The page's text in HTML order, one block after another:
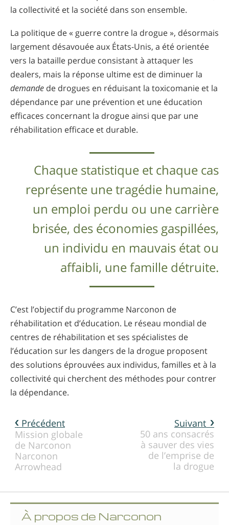
la collectivité et la société dans son ensemble.
La politique de « guerre contre la drogue », désormais
largement désavouée aux États-Unis, a été orientée
vers la bataille perdue consistant à attaquer les
dealers, mais la réponse ultime est de diminuer la
demande de drogues en réduisant la toxicomanie et la
dépendance par une prévention et une éducation
efficaces concernant la drogue ainsi que par une
réhabilitation efficace et durable.
Chaque statistique et chaque cas
représente une tragédie humaine,
un emploi perdu ou une carrière
brisée, des économies gaspillées,
un individu en mauvais état ou
affaibli, une famille détruite.
C’est l’objectif du programme Narconon de
réhabilitation et d’éducation. Le réseau mondial de
centres de réhabilitation et ses spécialistes de
l’éducation sur les dangers de la drogue proposent
des solutions éprouvées aux individus, familles et à la
collectivité qui cherchent des méthodes pour contrer
la dépendance.
Suivant
50 ans consacrés
à sauver des vies
de l’emprise de
la drogue
Précédent
Mission globale
de Narconon
À propos de Narconon